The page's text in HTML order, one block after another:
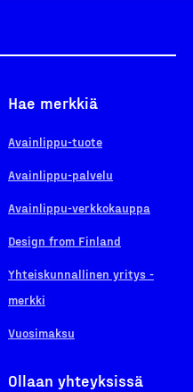
Hae merkkiä
Avainlippu-tuote
Avainlippu-palvelu
Avainlippu-verkkokauppa
Design from Finland
Yhteiskunnallinen yritys -
merkki
Vuosimaksu
Ollaan yhteyksissä